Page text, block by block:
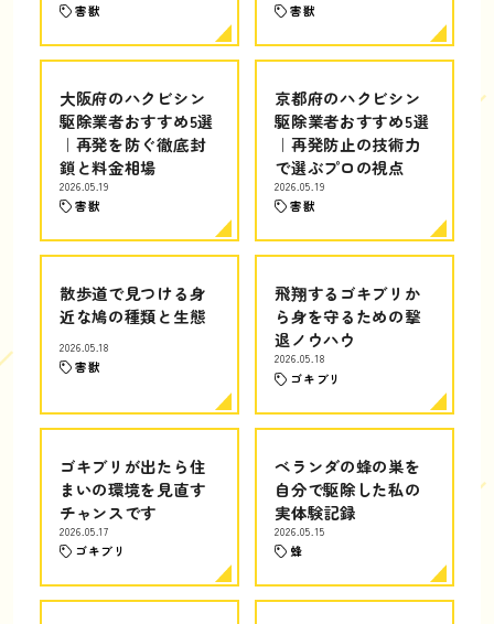
害獣 害獣
大阪府のハクビシン
駆除業者おすすめ5選
｜再発を防ぐ徹底封
鎖と料金相場
2026.05.19
害獣
京都府のハクビシン
駆除業者おすすめ5選
｜再発防止の技術力
で選ぶプロの視点
2026.05.19
害獣
散歩道で見つける身
近な鳩の種類と生態
2026.05.18
害獣
飛翔するゴキブリか
ら身を守るための撃
退ノウハウ
2026.05.18
ゴキブリ
ゴキブリが出たら住
まいの環境を見直す
チャンスです
2026.05.17
ゴキブリ
ベランダの蜂の巣を
自分で駆除した私の
実体験記録
2026.05.15
蜂